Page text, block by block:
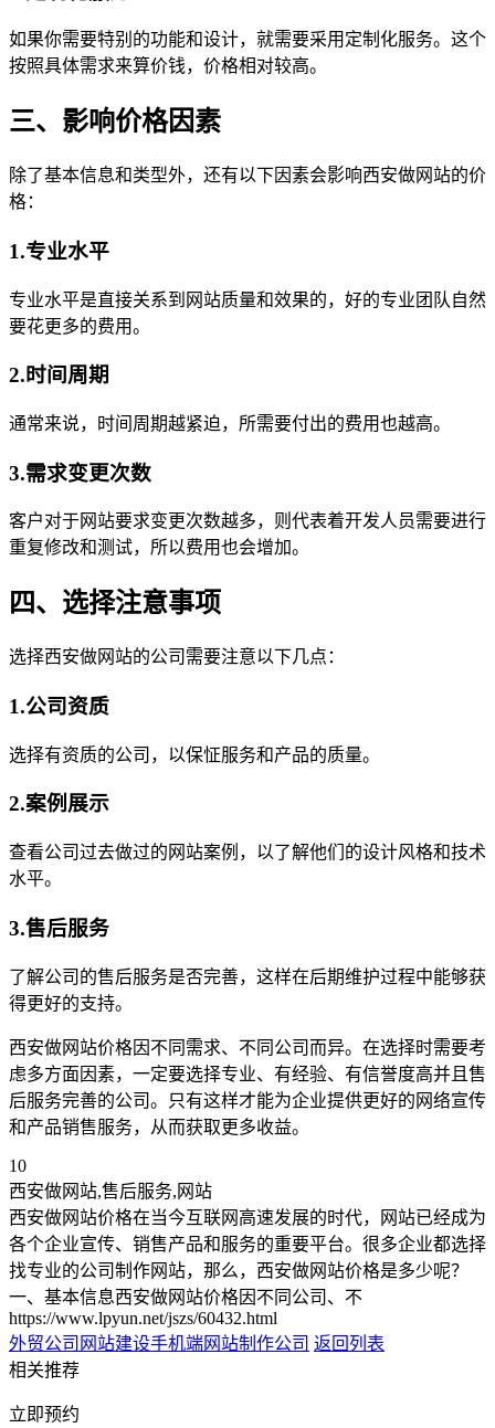
如果你需要特别的功能和设计，就需要采用定制化服务。这个
按照具体需求来算价钱，价格相对较高。
三、影响价格因素
除了基本信息和类型外，还有以下因素会影响西安做网站的价
格：
1.专业水平
专业水平是直接关系到网站质量和效果的，好的专业团队自然
要花更多的费用。
2.时间周期
通常来说，时间周期越紧迫，所需要付出的费用也越高。
3.需求变更次数
客户对于网站要求变更次数越多，则代表着开发人员需要进行
重复修改和测试，所以费用也会增加。
四、选择注意事项
选择西安做网站的公司需要注意以下几点：
1.公司资质
选择有资质的公司，以保怔服务和产品的质量。
2.案例展示
查看公司过去做过的网站案例，以了解他们的设计风格和技术
水平。
3.售后服务
了解公司的售后服务是否完善，这样在后期维护过程中能够获
得更好的支持。
西安做网站价格因不同需求、不同公司而异。在选择时需要考
虑多方面因素，一定要选择专业、有经验、有信誉度高并且售
后服务完善的公司。只有这样才能为企业提供更好的网络宣传
和产品销售服务，从而获取更多收益。
10
西安做网站,售后服务,网站
西安做网站价格在当今互联网高速发展的时代，网站已经成为
各个企业宣传、销售产品和服务的重要平台。很多企业都选择
找专业的公司制作网站，那么，西安做网站价格是多少呢？
一、基本信息西安做网站价格因不同公司、不
https://www.lpyun.net/jszs/60432.html
外贸公司网站建设手机端网站制作公司 返回列表
相关推荐
立即预约